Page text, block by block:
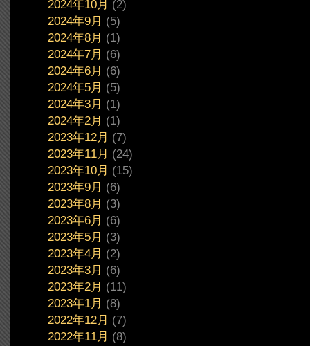
2024年10月 (2)
2024年9月 (5)
2024年8月 (1)
2024年7月 (6)
2024年6月 (6)
2024年5月 (5)
2024年3月 (1)
2024年2月 (1)
2023年12月 (7)
2023年11月 (24)
2023年10月 (15)
2023年9月 (6)
2023年8月 (3)
2023年6月 (6)
2023年5月 (3)
2023年4月 (2)
2023年3月 (6)
2023年2月 (11)
2023年1月 (8)
2022年12月 (7)
2022年11月 (8)